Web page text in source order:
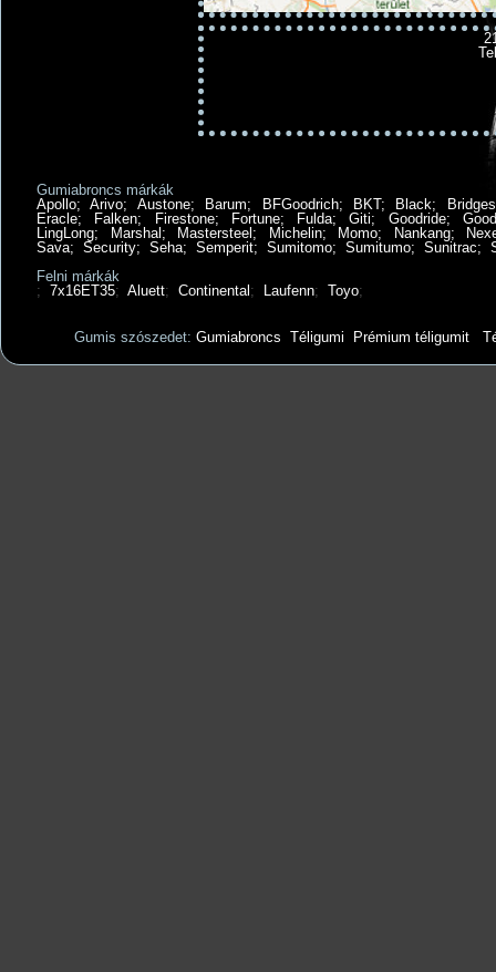
Gumiabroncs márkák
Apollo;Arivo; Austone; Barum; BFGoodrich; BKT; Black;
Eracle; Falken; Firestone; Fortune; Fulda;Giti; Goodride;
LingLong; Marshal ; Mastersteel ; Michelin; Momo; Nankang;
Sava; Security; Seha; Semperit; Sumitomo; Sumitumo; Sunitrac;
Felni márkák
; 7x16ET35; Aluett; Continental ; Laufenn; Toyo;
Gumis szószedet: Gumiabroncs Téligumi Prémium téligumit